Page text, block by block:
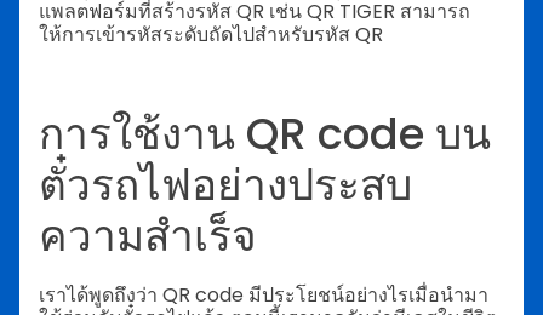
แพลตฟอร์มที่สร้างรหัส QR เช่น QR TIGER สามารถ
ให้การเข้ารหัสระดับถัดไปสำหรับรหัส QR
การใช้งาน QR code บน
ตั๋วรถไฟอย่างประสบ
ความสำเร็จ
เราได้พูดถึงว่า QR code มีประโยชน์อย่างไรเมื่อนำมา